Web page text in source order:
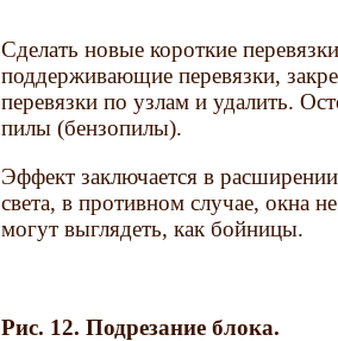
Сделать новые короткие
поддерживающие перевязки,
перевязки по узлам и удалить.
пилы (бензопилы).
Эффект заключается в
света, в противном случае, окна
могут выглядеть, как бойницы.
Рис. 12. Подрезание блока.